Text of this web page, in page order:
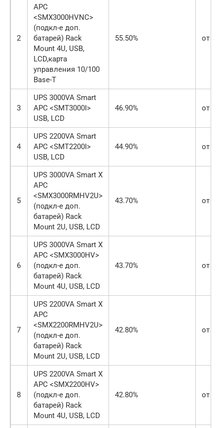
2
APC
<SMX3000HVNC>
(подкл-е доп.
батарей) Rack
Mount 4U, USB,
LCD,карта
управления 10/100
Base-T
55.50% от
3
UPS 3000VA Smart
APC <SMT3000I>
USB, LCD
46.90% от
4
UPS 2200VA Smart
APC <SMT2200I>
USB, LCD
44.90% от
5
UPS 3000VA Smart X
APC
<SMX3000RMHV2U>
(подкл-е доп.
батарей) Rack
Mount 2U, USB, LCD
43.70% от
6
UPS 3000VA Smart X
APC <SMX3000HV>
(подкл-е доп.
батарей) Rack
Mount 4U, USB, LCD
43.70% от
7
UPS 2200VA Smart X
APC
<SMX2200RMHV2U>
(подкл-е доп.
батарей) Rack
Mount 2U, USB, LCD
42.80% от
8
UPS 2200VA Smart X
APC <SMX2200HV>
(подкл-е доп.
батарей) Rack
Mount 4U, USB, LCD
42.80% от